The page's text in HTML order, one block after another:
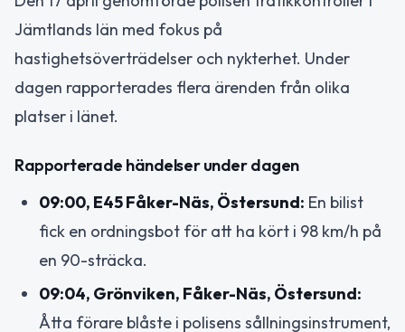
Jämtlands län med fokus på
hastighetsöverträdelser och nykterhet. Under
dagen rapporterades flera ärenden från olika
platser i länet.
Rapporterade händelser under dagen
09:00, E45 Fåker-Näs, Östersund: En bilist
fick en ordningsbot för att ha kört i 98 km/h på
en 90-sträcka.
09:04, Grönviken, Fåker-Näs, Östersund:
Åtta förare blåste i polisens sållningsinstrument,